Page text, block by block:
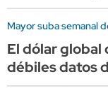
Mayor suba semanal
El dólar global
débiles datos